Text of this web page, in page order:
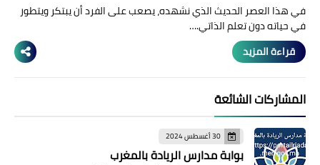
في هذا العصر الحديث الذي نشهده، يصعب على الفرد أن يبتكر ويتطور
في حياته دون تعلم الذاتي.…
قراءة المزيد
المشاركات الشائعة
30 أغسطس 2024
بوابة مدارس الريادة بالمغرب